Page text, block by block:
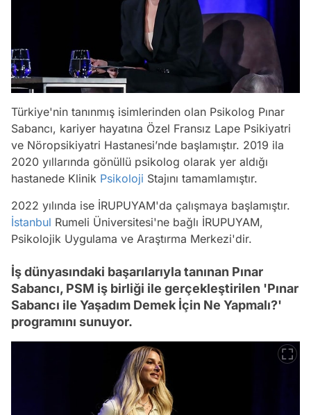
Türkiye'nin tanınmış isimlerinden olan Psikolog Pınar
Sabancı, kariyer hayatına Özel Fransız Lape Psikiyatri
ve Nöropsikiyatri Hastanesi’nde başlamıştır. 2019 ila
2020 yıllarında gönüllü psikolog olarak yer aldığı
hastanede Klinik Psikoloji Stajını tamamlamıştır.
2022 yılında ise İRUPUYAM'da çalışmaya başlamıştır.
İstanbul Rumeli Üniversitesi'ne bağlı İRUPUYAM,
Psikolojik Uygulama ve Araştırma Merkezi'dir.
İş dünyasındaki başarılarıyla tanınan Pınar
Sabancı, PSM iş birliği ile gerçekleştirilen 'Pınar
Sabancı ile Yaşadım Demek İçin Ne Yapmalı?'
programını sunuyor.